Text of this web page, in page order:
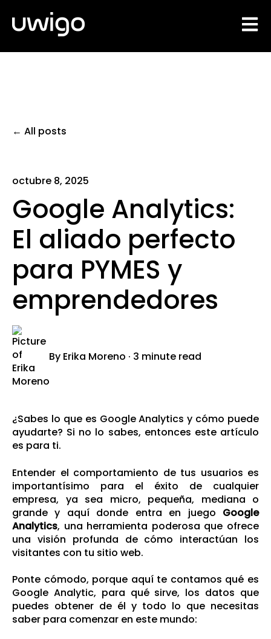
All posts
octubre 8, 2025
Google Analytics:
El aliado perfecto
para PYMES y
emprendedores
By Erika Moreno · 3 minute read
¿Sabes lo que es Google Analytics y cómo puede
ayudarte? Si no lo sabes, entonces este artículo
es para ti.
Entender el comportamiento de tus usuarios es
importantísimo para el éxito de cualquier
empresa, ya sea micro, pequeña, mediana o
grande y aquí donde entra en juego Google
Analytics, una herramienta poderosa que ofrece
una visión profunda de cómo interactúan los
visitantes con tu sitio web.
Ponte cómodo, porque aquí te contamos qué es
Google Analytic, para qué sirve, los datos que
puedes obtener de él y todo lo que necesitas
saber para comenzar en este mundo: